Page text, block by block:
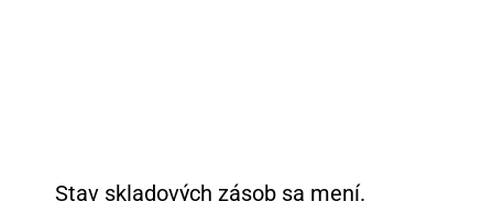
Stav skladových zásob sa mení.